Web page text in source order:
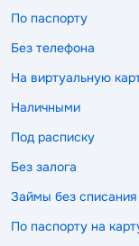
По паспорту
Без телефона
На виртуальную
Наличными
Под расписку
Без залога
Займы без списания
По паспорту на